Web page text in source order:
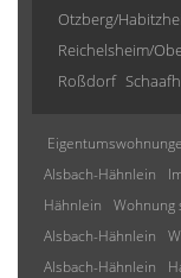
Otzberg/
Reichelsheim/
Roßdorf
Alsbach-Hähnlein
Hähnlein
Wohnung
Alsbach-Hähnlein
Alsbach-Hähnlein